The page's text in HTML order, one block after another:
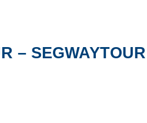
– SEGWAYTOUR